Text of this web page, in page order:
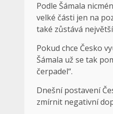
Podle Šámala
velké části jen na
také zůstává
Pokud chce Česko
Šámala už se tak
čerpadel“.
Dnešní postavení
zmírnit negativní